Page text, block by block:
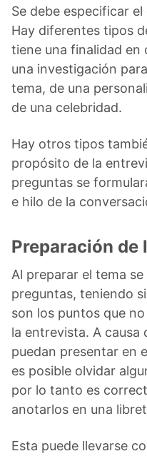
Se debe especificar
Hay diferentes tipos
tiene una finalidad en
una investigación
tema, de una
de una celebridad.
Hay otros tipos
propósito de la
preguntas se
e hilo de la
Preparación de
Al preparar el tema
preguntas, teniendo
son los puntos que
la entrevista. A causa
puedan presentar en
es posible olvidar
por lo tanto es
anotarlos en una
Esta puede llevarse